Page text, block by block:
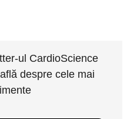
ul CardioScience
despre cele mai